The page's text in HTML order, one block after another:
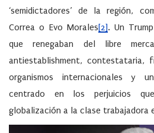
‘semidictadores’ de la región,
Correa o Evo Morales[2]. Un
que renegaban del libre
antiestablishment, contestataria,
organismos internacionales y
centrado en los perjuicios
globalización a la clase trabajadora